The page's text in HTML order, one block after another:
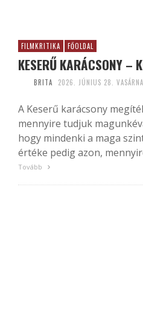
FILMKRITIKA FŐOLDAL
KESERŰ KARÁCSONY –
BRITA 2026. JÚNIUS 28.
A Keserű karácsony
mennyire tudjuk
hogy mindenki a maga
értéke pedig azon,
Tovább